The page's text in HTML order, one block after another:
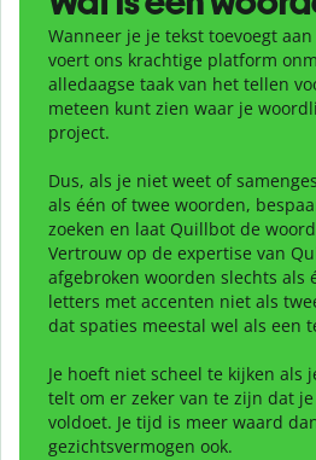
Wanneer je je tekst toevoegt
voert ons krachtige platform
alledaagse taak van het tellen
meteen kunt zien waar je
project.
Dus, als je niet weet of
als één of twee woorden,
zoeken en laat Quillbot de
Vertrouw op de expertise van
afgebroken woorden slechts als
letters met accenten niet als
dat spaties meestal wel als een
Je hoeft niet scheel te kijken als
telt om er zeker van te zijn dat
voldoet. Je tijd is meer waard
gezichtsvermogen ook.